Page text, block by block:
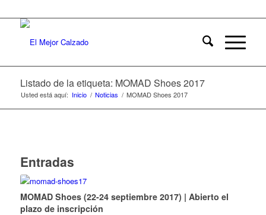
Listado de la etiqueta: MOMAD Shoes 2017
Usted está aquí: Inicio / Noticias / MOMAD Shoes 2017
Entradas
MOMAD Shoes (22-24 septiembre 2017) | Abierto el
plazo de inscripción